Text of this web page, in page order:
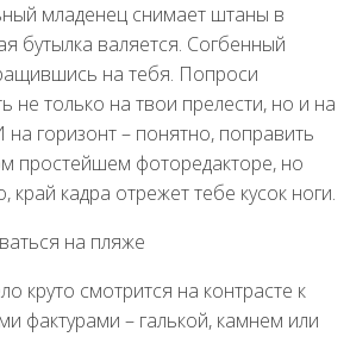
младенец снимает штаны в
бутылка валяется. Согбенный
на тебя. Попроси
не только на твои прелести, но и на
горизонт – понятно, поправить
простейшем фоторедакторе, но
край кадра отрежет тебе кусок ноги.
круто смотрится на контрасте к
фактурами – галькой, камнем или